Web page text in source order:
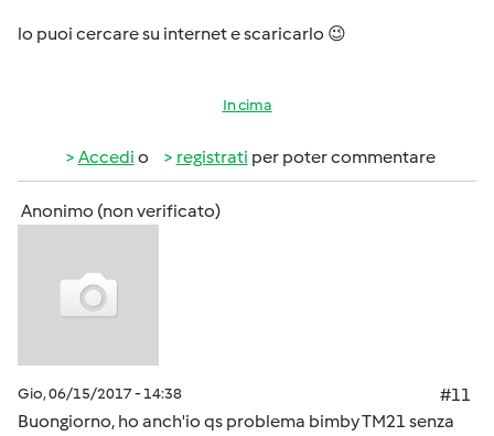
lo puoi cercare su internet e scaricarlo 😉
In cima
Accedi o registrati per poter commentare
Anonimo (non verificato)
Gio, 06/15/2017 - 14:38
#11
Buongiorno, ho anch'io qs problema bimby TM21 senza